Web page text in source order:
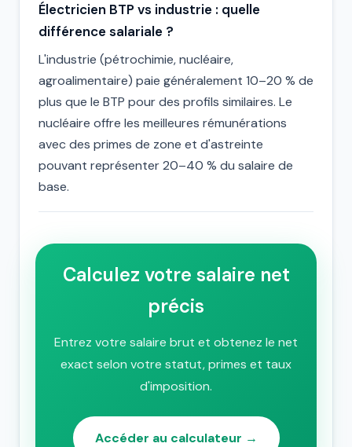
Électricien BTP vs industrie : quelle
différence salariale ?
L'industrie (pétrochimie, nucléaire,
agroalimentaire) paie généralement 10–20 % de
plus que le BTP pour des profils similaires. Le
nucléaire offre les meilleures rémunérations
avec des primes de zone et d'astreinte
pouvant représenter 20–40 % du salaire de
base.
Calculez votre salaire net
précis
Entrez votre salaire brut et obtenez le net
exact selon votre statut, primes et taux
d'imposition.
Accéder au calculateur →